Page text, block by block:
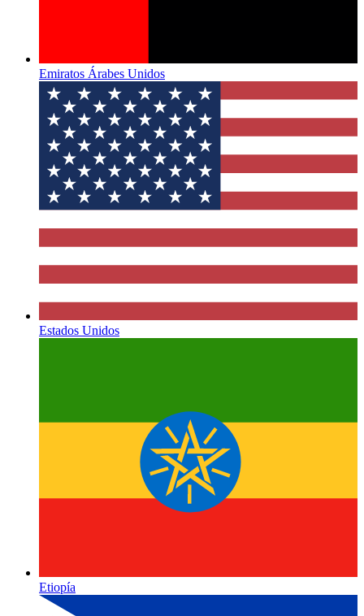
Emiratos Árabes Unidos
Estados Unidos
Etiopía